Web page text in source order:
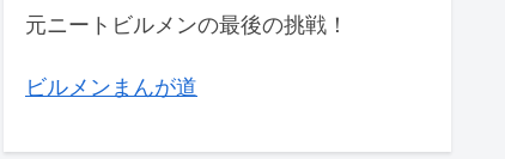
元ニートビルメンの最後の挑戦！
ビルメンまんが道